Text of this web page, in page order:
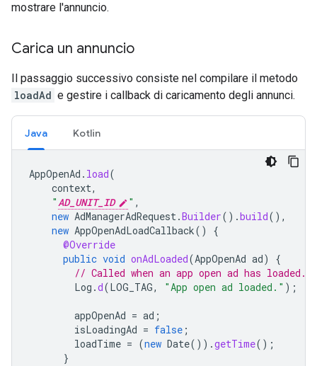
mostrare l'annuncio.
Carica un annuncio
Il passaggio successivo consiste nel compilare il metodo
loadAd e gestire i callback di caricamento degli annunci.
Java Kotlin
AppOpenAd . load(
context,
"AD_UNIT_ID " ,
new AdManagerAdRequest.Builder().build(),
new AppOpenAdLoadCallback()
{
@Override
public void onAdLoaded(AppOpenAd ad)
{
// Called when an app open ad has loaded.
Log .d(LOG_TAG, "App open ad loaded." );
appOpenAd = ad ;
isLoadingAd = false ;
loadTime = (new Date()).getTime();
}